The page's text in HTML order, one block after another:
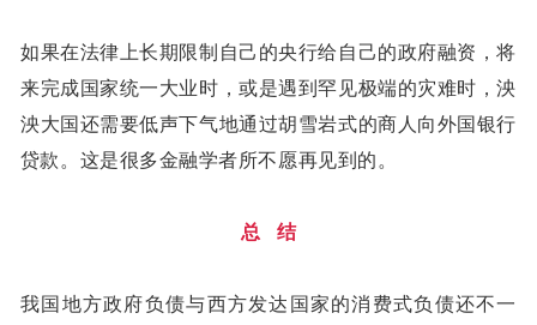
如果在法律上长期限制自己的央行给自己的政府融资，将
来完成国家统一大业时，或是遇到罕见极端的灾难时，泱
泱大国还需要低声下气地通过胡雪岩式的商人向外国银行
贷款。这是很多金融学者所不愿再见到的。
总 结
我国地方政府负债与西方发达国家的消费式负债还不一